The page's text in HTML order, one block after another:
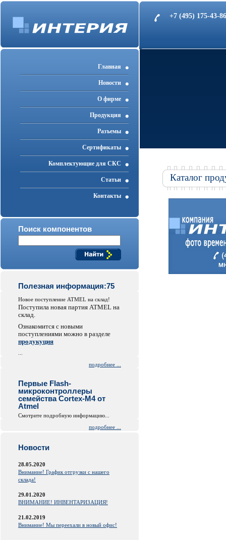
+7 (495) 175-43-
Главная
Новости
О фирме
Продукция
Разъемы
Cертификаты
Комплектующие для СКС
Статьи
Контакты
Поиск компонентов
Полезная информация:75
Новое поступление ATMEL на склад!
Поступила новая партия ATMEL на
склад.
Ознакомится с новыми
поступлениями можно в разделе
продукуция
подробнее ...
Первые Flash-
микроконтроллеры
семейства Cortex-M4 от
Atmel
Смотрите подробную информацию...
подробнее ...
Новости
28.05.2020
Внимание! График отгрузки с нашего
склада!
29.01.2020
ВНИМАНИЕ! ИНВЕНТАРИЗАЦИЯ!
21.02.2019
Внимание! Мы переехали в новый офис!
Каталог